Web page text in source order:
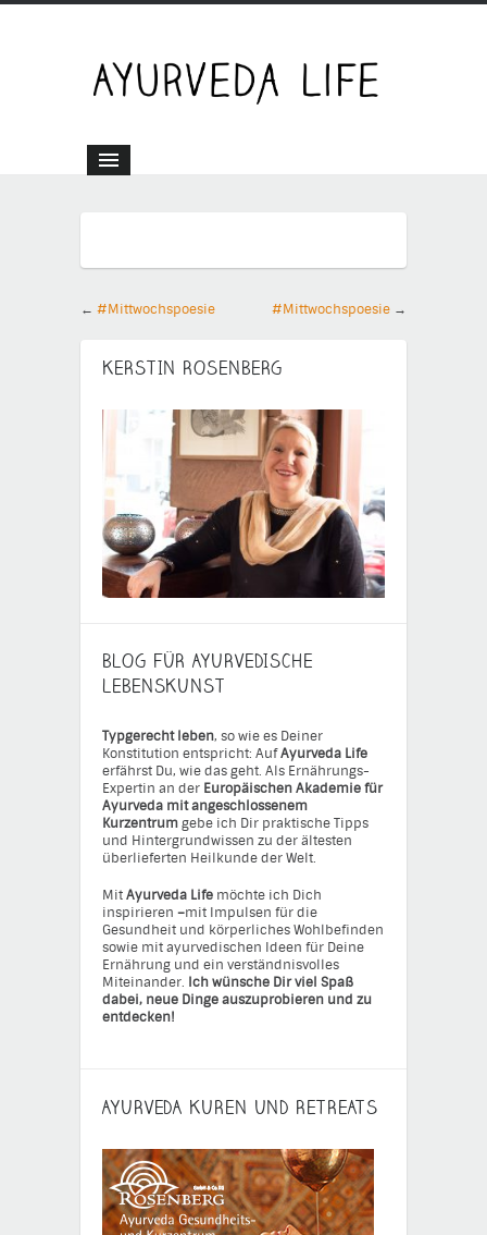
← #Mittwochspoesie #Mittwochspoesie →
KERSTIN ROSENBERG
BLOG FÜR AYURVEDISCHE
LEBENSKUNST
Typgerecht leben, so wie es Deiner
Konstitution entspricht: AufAyurveda Life
erfährst Du, wie das geht. Als Ernährungs-
Expertin an der Europäischen Akademie für
Ayurveda mit angeschlossenem
Kurzentrumgebe ich Dir praktische Tipps
und Hintergrundwissen zu der ältesten
überlieferten Heilkunde der Welt.
MitAyurveda Life möchte ich Dich
inspirieren –mit Impulsen für die
Gesundheit und körperliches Wohlbefinden
sowie mit ayurvedischen Ideen für Deine
Ernährung und ein verständnisvolles
Miteinander. Ich wünsche Dir viel Spaß
dabei, neue Dinge auszuprobieren und zu
entdecken!
AYURVEDA KUREN UND RETREATS